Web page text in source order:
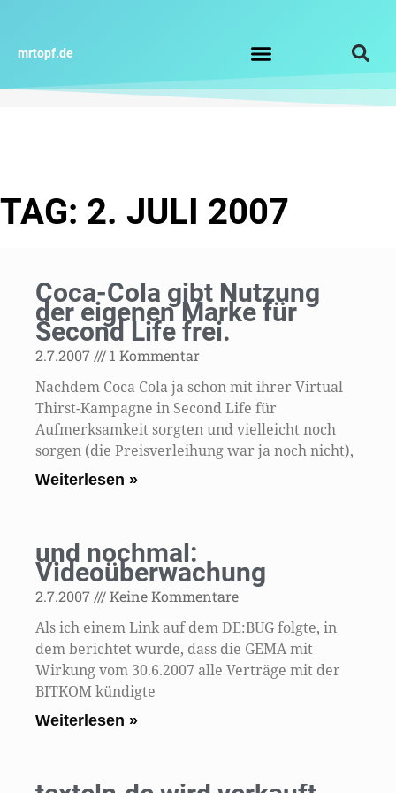
springen
mrtopf.de
TAG: 2. JULI 2007
Coca-Cola gibt Nutzung
der eigenen Marke für
Second Life frei.
2.7.2007 1 Kommentar
Nachdem Coca Cola ja schon mit ihrer Virtual
Thirst-Kampagne in Second Life für
Aufmerksamkeit sorgten und vielleicht noch
sorgen (die Preisverleihung war ja noch nicht),
Weiterlesen »
und nochmal:
Videoüberwachung
2.7.2007 Keine Kommentare
Als ich einem Link auf dem DE:BUG folgte, in
dem berichtet wurde, dass die GEMA mit
Wirkung vom 30.6.2007 alle Verträge mit der
BITKOM kündigte
Weiterlesen »